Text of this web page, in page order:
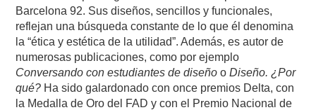
Barcelona 92. Sus diseños, sencillos y funcionales,
reflejan una búsqueda constante de lo que él denomina
la “ética y estética de la utilidad”. Además, es autor de
numerosas publicaciones, como por ejemplo
Conversando con estudiantes de diseñooDiseño. ¿Por
qué? Ha sido galardonado con once premios Delta, con
la Medalla de Oro del FAD y con el Premio Nacional de